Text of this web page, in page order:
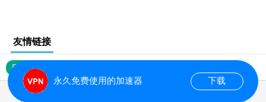
友情链接
网站地图
永久免费使用的加速器 下载